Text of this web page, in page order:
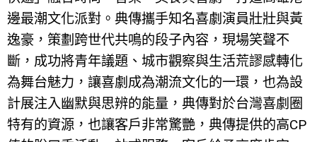
邊最潮文化派對。典傳攜手知名喜劇演員壯壯與黃
逸豪，策劃跨世代共鳴的段子內容，現場笑聲不
斷，成功將青年議題、城市觀察與生活荒謬感轉化
為舞台魅力，讓喜劇成為潮流文化的一環，也為設
計展注入幽默與思辨的能量，典傳對於台灣喜劇圈
特有的資源，也讓客戶非常驚艷，典傳提供的高CP